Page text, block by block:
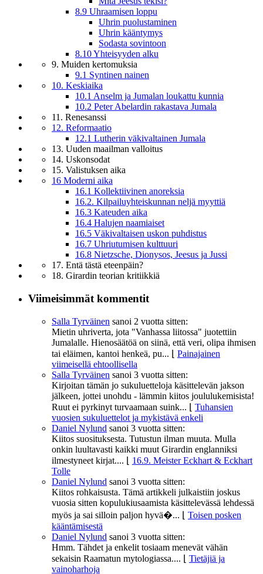
8.9 Uhraamisen loppu
Uhrin puolustaminen
Uhrin kääntymys
Sodasta sovintoon
8.10 Yhteisyyden alku
9. Muiden kertomuksia
9.1 Syntinen nainen
10. Keskiaika
10.1 Anselm ja Jumalan loukattu kunnia
10.2 Peter Abelardin rakastava Jumala
11. Renesanssi
12. Reformaatio
12.1 Lutherin väkivaltainen Jumala
13. Uuden maailman valloitus
14. Uskonsodat
15. Valistuksen aika
16 Moderni aika
16.1 Kollektiivinen anoreksia
16.2. Kilpailuyhteiskunnan neljä myyttiä
16.3 Kateuden aika
16.4 Halujen naamiaiset
16.5 Väkivaltaisen uskon puhdistus
16.7 Uhriutumisen kulttuuri
16.8 Nietzsche, Dionysos, Jeesus ja Jussi
17. Entä tästä eteenpäin?
18. Girardin teorian kritiikkiä
Viimeisimmät kommentit
Salla Tyrväinen sanoi 2 vuotta sitten:
Mietin uhriverta, jota "Vanhassa liitossa" juotettiin
Jumalalle. Hienosäätöä on siinä, että veri, olipa ihmisen
tai eläimen, kantoi henkeä, pu...
Painajainen
viimeisellä ehtoollisella
Salla Tyrväinen sanoi 3 vuotta sitten:
Kirjoitan tämän jo sukuluetteloja käsittelevän jakson
jälkeen, jottei unohdu - lämmin kiitos joululukemisista!
Ruut ei pyrkinyt turvaamaan suink...
Tuhansien
vuosien sukuluettelot ja mykistävä enkeli
Daniel Nylund sanoi 3 vuotta sitten:
Kiitos suosituksesta. Tutustun ilman muuta. Mulla
onkin luultavasti kaikki muut Girardin englanniksi
ilmestyneet kirjat....
16.9. Meister Eckhart & Eckhart
Tolle
Daniel Nylund sanoi 3 vuotta sitten:
Kiitos rohkaisusta. Tämä artikkeli julkaistiin joskus
vuosia sitten kopulukiusaamista käsittelevässä lehdessä
myös ja sai silloin paljon hyvä�...
Toisen posken
kääntämisestä
Daniel Nylund sanoi 3 vuotta sitten:
Hmm. Tähdet ja enkelit tosiaam menevät vähän
sekaisin Raamatun mytologiassa....
Tietäjiä ja
vainoharhoja